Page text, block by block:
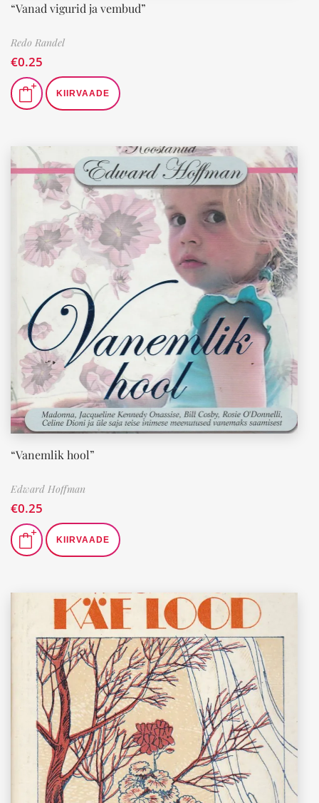
“Vanad vigurid ja vembud”
Redo Randel
€0.25
KIIRVAADE
“Vanemlik hool”
Edward Hoffman
€0.25
KIIRVAADE